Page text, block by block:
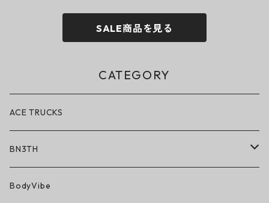
SALE商品を見る
CATEGORY
ACE TRUCKS
BN3TH
BN3TH × ON THE ROAM
BodyVibe